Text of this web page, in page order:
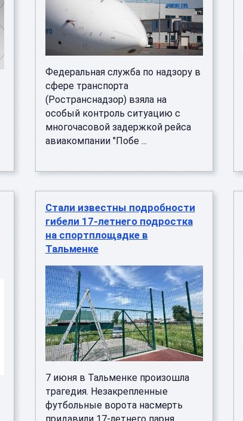
Федеральная служба по надзору в
сфере транспорта
(Ространснадзор) взяла на
особый контроль ситуацию с
многочасовой задержкой рейса
авиакомпании "Побе ...
Стали известны подробности
гибели 17-летнего подростка
на спортплощадке в
Тальменке
7 июня в Тальменке произошла
трагедия. Незакрепленные
футбольные ворота насмерть